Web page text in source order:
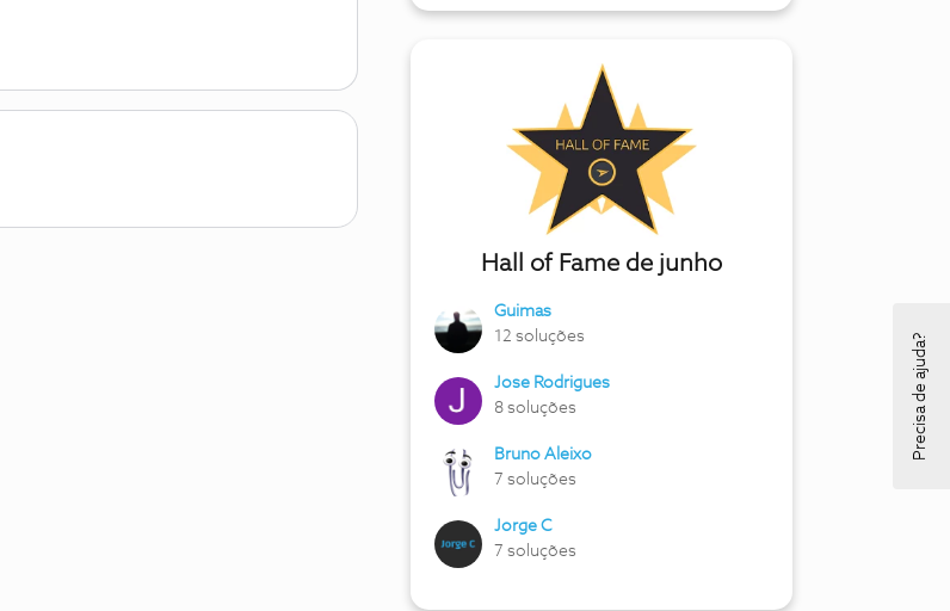
Hall of Fame de junho
Guimas
12 soluções
Jose Rodrigues
8 soluções
Bruno Aleixo
7 soluções
Jorge C
7 soluções
Precisa de ajuda?